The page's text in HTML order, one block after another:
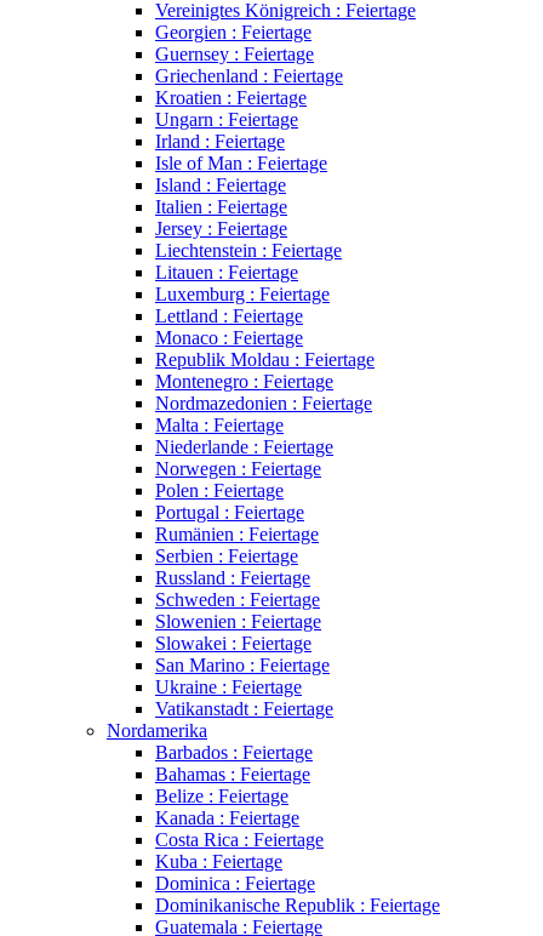
Vereinigtes Königreich : Feiertage
Georgien : Feiertage
Guernsey : Feiertage
Griechenland : Feiertage
Kroatien : Feiertage
Ungarn : Feiertage
Irland : Feiertage
Isle of Man : Feiertage
Island : Feiertage
Italien : Feiertage
Jersey : Feiertage
Liechtenstein : Feiertage
Litauen : Feiertage
Luxemburg : Feiertage
Lettland : Feiertage
Monaco : Feiertage
Republik Moldau : Feiertage
Montenegro : Feiertage
Nordmazedonien : Feiertage
Malta : Feiertage
Niederlande : Feiertage
Norwegen : Feiertage
Polen : Feiertage
Portugal : Feiertage
Rumänien : Feiertage
Serbien : Feiertage
Russland : Feiertage
Schweden : Feiertage
Slowenien : Feiertage
Slowakei : Feiertage
San Marino : Feiertage
Ukraine : Feiertage
Vatikanstadt : Feiertage
Nordamerika
Barbados : Feiertage
Bahamas : Feiertage
Belize : Feiertage
Kanada : Feiertage
Costa Rica : Feiertage
Kuba : Feiertage
Dominica : Feiertage
Dominikanische Republik : Feiertage
Guatemala : Feiertage